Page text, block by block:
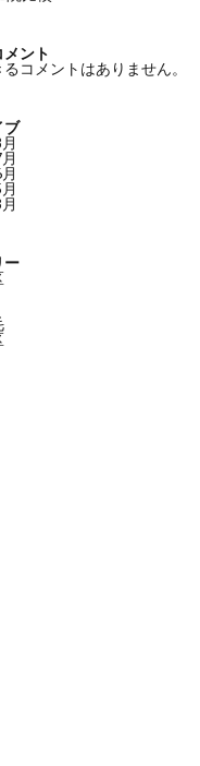
ント
コメントはありません。
ブ
ー